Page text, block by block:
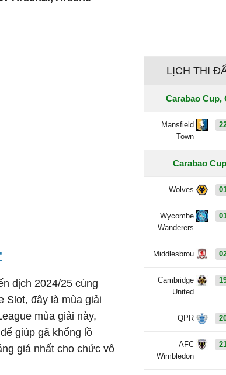
dịch 2024/25 cùng
Slot, đây là mùa giải
mùa giải này,
giúp gã khổng lồ
giá nhất cho chức vô
LỊCH THI
Carabao Cup,
Mansfield
Town
Carabao
Wolves
Wycombe
Wanderers
Middlesbrou
Cambridge
United
QPR
AFC
Wimbledon